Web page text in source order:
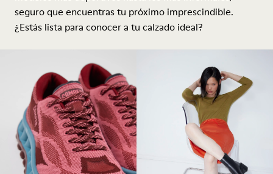
seguro que encuentras tu próximo imprescindible.
¿Estás lista para conocer a tu calzado ideal?